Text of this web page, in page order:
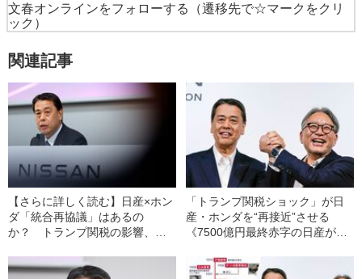
文春オンラインをフォローする
（遷移先で☆マークをクリ
ック）
関連記事
【さらに詳しく読む】日産×ホン
ダ「統合再協議」はあるの
か？ トランプ関税の影響、ホ
の実像…
「トランプ関税ショック」が日
産・ホンダを“再接近”させる
《7500億円最終赤字の日産が持
して…》